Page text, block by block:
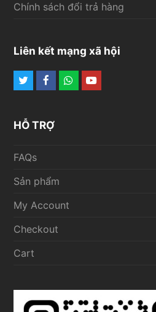
Chính sách đổi trả hàng
Liên kết mạng xã hội
TwitterFacebook
Whatsapp
Youtube
HỖ TRỢ
FAQs
Sản phẩm
My Account
Checkout
Cart